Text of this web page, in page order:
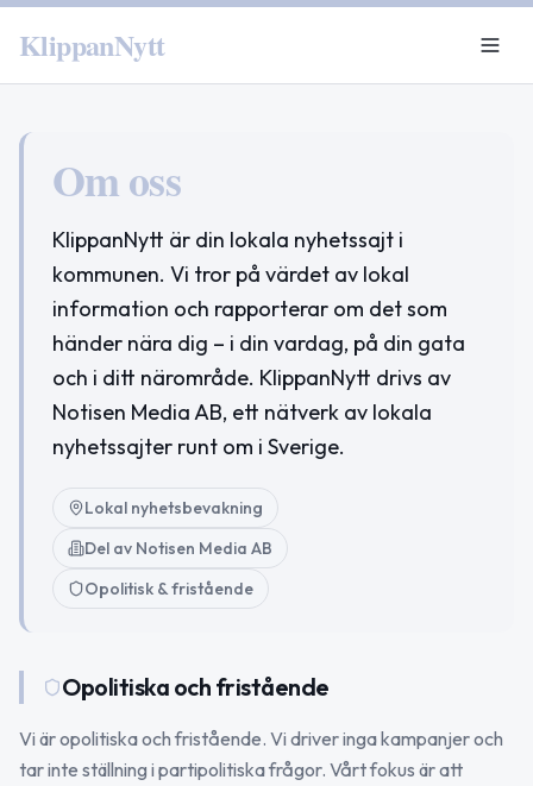
KlippanNytt
Om oss
KlippanNytt är din lokala nyhetssajt i
kommunen. Vi tror på värdet av lokal
information och rapporterar om det som
händer nära dig – i din vardag, på din gata
och i ditt närområde. KlippanNytt drivs av
Notisen Media AB, ett nätverk av lokala
nyhetssajter runt om i Sverige.
Lokal nyhetsbevakning
Del av Notisen Media AB
Opolitisk & fristående
Opolitiska och fristående
Vi är opolitiska och fristående. Vi driver inga kampanjer och
tar inte ställning i partipolitiska frågor. Vårt fokus är att